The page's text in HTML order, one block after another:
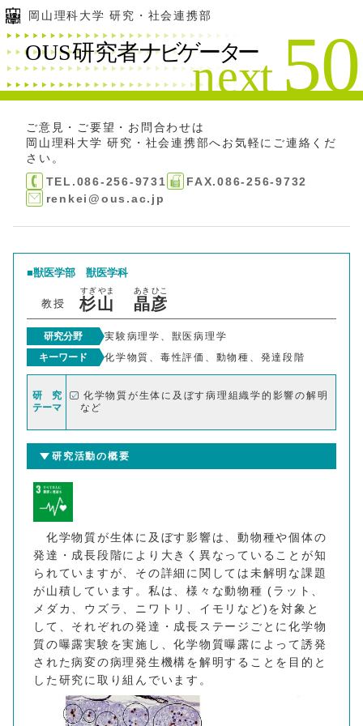
岡山理科大学 研究・社会連携部
ご意見・ご要望・お問合わせは
岡山理科大学 研究・社会連携部へお気軽にご連絡くだ
さい。
TEL.086-256-9731
FAX.086-256-9732
renkei@ous.ac.jp
獣医学部 獣医学科
教授 杉
すぎ
山
やま
晶
あき
彦
ひこ
研究分野
実験病理学、獣医病理学
キーワード
化学物質、毒性評価、動物種、発達段階
研 究
テーマ
化学物質が生体に及ぼす病理組織学的影響の解明
など
研究活動の概要
化学物質が生体に及ぼす影響は、動物種や個体の
発達・成長段階により大きく異なっていることが知
られていますが、その詳細に関しては未解明な課題
が山積しています。私は、様々な動物種 (ラット、
メダカ、ウズラ、ニワトリ、イモリなど)を対象と
して、それぞれの発達・成長ステージごとに化学物
質の曝露実験を実施し、化学物質曝露によって誘発
された病変の病理発生機構を解明することを目的と
した研究に取り組んでいます。